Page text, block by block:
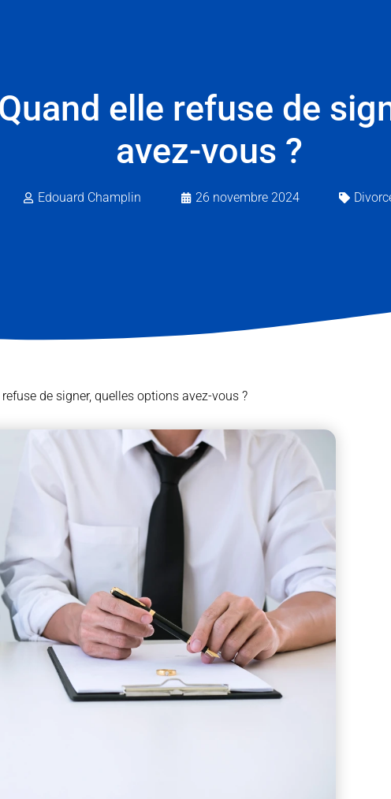
elle refuse de
avez-vous ?
Edouard Champlin 26 novembre 2024
de signer, quelles options avez-vous ?